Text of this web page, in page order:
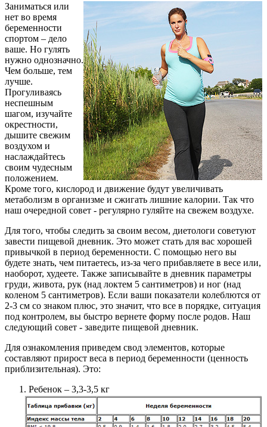
Заниматься или
нет во время
беременности
спортом – дело
ваше. Но гулять
нужно однозначно.
Чем больше, тем
лучше.
Прогуливаясь
неспешным
шагом, изучайте
окрестности,
дышите свежим
воздухом и
наслаждайтесь
своим чудесным
положением.
Кроме того, кислород и движение будут увеличивать
метаболизм в организме и сжигать лишние калории. Так что
наш очередной совет - регулярно гуляйте на свежем воздухе.
Для того, чтобы следить за своим весом, диетологи советуют
завести пищевой дневник. Это может стать для вас хорошей
привычкой в период беременности. С помощью него вы
будете знать, чем питаетесь, из-за чего прибавляете в весе или,
наоборот, худеете. Также записывайте в дневник параметры
груди, живота, рук (над локтем 5 сантиметров) и ног (над
коленом 5 сантиметров). Если ваши показатели колеблются от
2-3 см со знаком плюс, это значит, что все в порядке, ситуация
под контролем, вы быстро вернете форму после родов. Наш
следующий совет - заведите пищевой дневник.
Для ознакомления приведем свод элементов, которые
составляют прирост веса в период беременности (ценность
приблизительная). Это:
Ребенок – 3,3-3,5 кг